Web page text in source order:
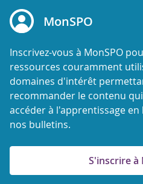
MonSPO
Inscrivez-vous à MonSPO
ressources couramment
domaines d'intérêt
recommander le contenu
accéder à l'apprentissage
nos bulletins.
S'inscrire à